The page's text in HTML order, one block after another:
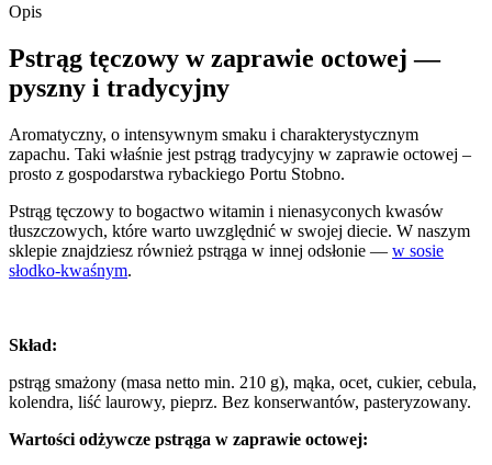
Opis
Pstrąg tęczowy w zaprawie octowej —
pyszny i tradycyjny
Aromatyczny, o intensywnym smaku i charakterystycznym
zapachu. Taki właśnie jest pstrąg tradycyjny w zaprawie octowej –
prosto z gospodarstwa rybackiego Portu Stobno.
Pstrąg tęczowy to bogactwo witamin i nienasyconych kwasów
tłuszczowych, które warto uwzględnić w swojej diecie. W naszym
sklepie znajdziesz również pstrąga w innej odsłonie — w sosie
słodko-kwaśnym.
Skład:
pstrąg smażony (masa netto min. 210 g), mąka, ocet, cukier, cebula,
kolendra, liść laurowy, pieprz. Bez konserwantów, pasteryzowany.
Wartości odżywcze pstrąga w zaprawie octowej: